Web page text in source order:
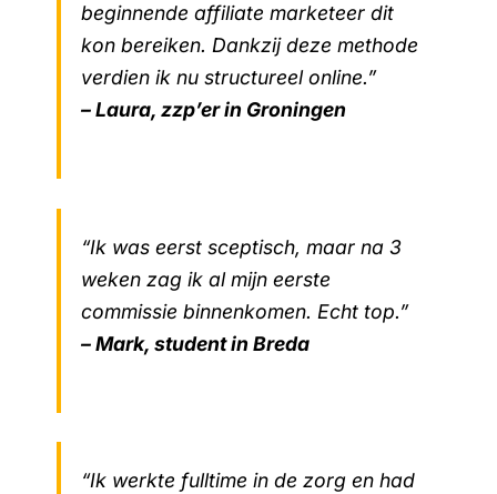
beginnende affiliate marketeer dit
kon bereiken. Dankzij deze methode
verdien ik nu structureel online.”
– Laura, zzp’er in Groningen
“Ik was eerst sceptisch, maar na 3
weken zag ik al mijn eerste
commissie binnenkomen. Echt top.”
– Mark, student in Breda
“Ik werkte fulltime in de zorg en had